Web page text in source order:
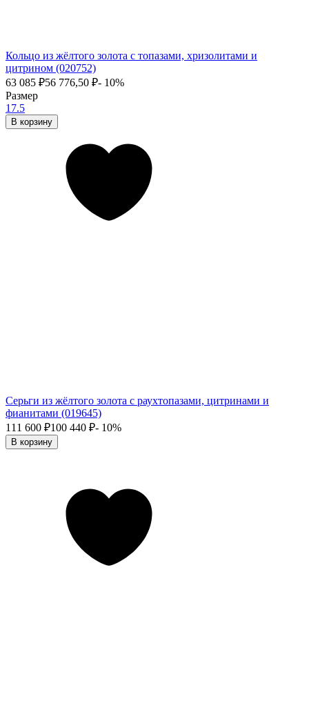
Кольцо из жёлтого золота с топазами, хризолитами и
цитрином (020752)
63 085 ₽56 776,50 ₽- 10%
Размер
17.5
В корзину
Серьги из жёлтого золота с раухтопазами, цитринами и
фианитами (019645)
111 600 ₽100 440 ₽- 10%
В корзину